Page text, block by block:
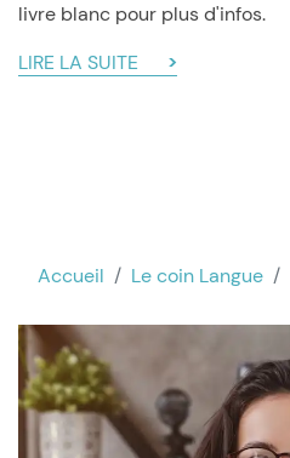
livre blanc pour plus d'infos.
LIRE LA SUITE
Accueil Le coin Langue